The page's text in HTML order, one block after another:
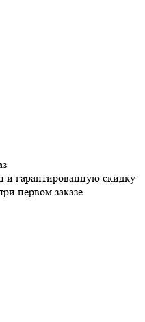
гарантированную скидку
первом заказе.